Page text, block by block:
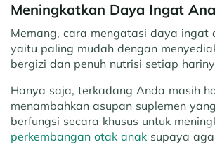
Meningkatkan Daya Ingat
Memang, cara mengatasi daya ingat
yaitu paling mudah dengan
bergizi dan penuh nutrisi setiap
Hanya saja, terkadang Anda masih
menambahkan asupan suplemen
berfungsi secara khusus untuk
perkembangan otak anak supaya